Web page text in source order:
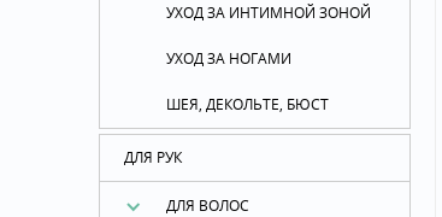
УХОД ЗА ИНТИМНОЙ ЗОНОЙ
УХОД ЗА НОГАМИ
ШЕЯ, ДЕКОЛЬТЕ, БЮСТ
ДЛЯ РУК
ДЛЯ ВОЛОС